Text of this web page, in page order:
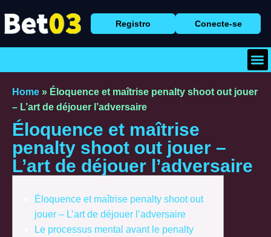
Registro Conecte-se
Home » Éloquence et maîtrise penalty shoot out jouer
– L’art de déjouer l’adversaire
Éloquence et maîtrise
penalty shoot out jouer –
L’art de déjouer l’adversaire
Éloquence et maîtrise penalty shoot out
jouer – L’art de déjouer l’adversaire
Le processus mental avant le penalty